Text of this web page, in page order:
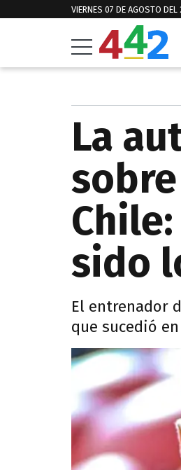
VIERNES 07 DE AGOSTO
La
sido
El entrenador
que sucedió